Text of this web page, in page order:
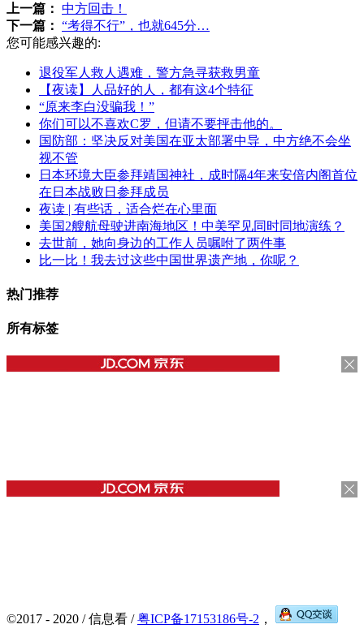
上一篇： 中方回击！
下一篇： “考得不行”，也就645分…
您可能感兴趣的:
退役军人救人遇难，警方急寻获救男童
【夜读】人品好的人，都有这4个特征
“原来李白没骗我！”
你们可以不喜欢C罗，但请不要抨击他的。
​国防部：坚决反对美国在亚太部署中导，中方绝不会坐
视不管
日本环境大臣参拜靖国神社，成时隔4年来安倍内阁首位
在日本战败日参拜成员
夜读 | 有些话，适合烂在心里面
美国2艘航母驶进南海地区！中美罕见同时同地演练？
去世前，她向身边的工作人员嘱咐了两件事
比一比！我去过这些中国世界遗产地，你呢？
热门推荐
所有标签
©2017 - 2020 / 信息看 /粤ICP备17153186号-2 ，